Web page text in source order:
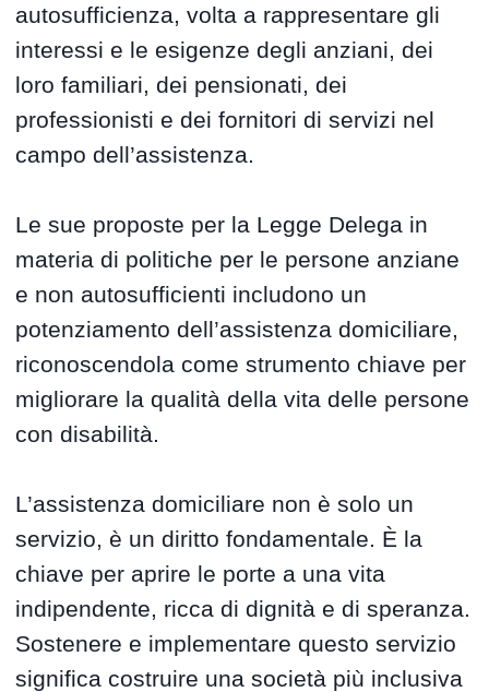
autosufficienza, volta a rappresentare gli
interessi e le esigenze degli anziani, dei
loro familiari, dei pensionati, dei
professionisti e dei fornitori di servizi nel
campo dell’assistenza.
Le sue proposte per la Legge Delega in
materia di politiche per le persone anziane
e non autosufficienti includono un
potenziamento dell’assistenza domiciliare,
riconoscendola come strumento chiave per
migliorare la qualità della vita delle persone
con disabilità.
L’assistenza domiciliare non è solo un
servizio, è un diritto fondamentale. È la
chiave per aprire le porte a una vita
indipendente, ricca di dignità e di speranza.
Sostenere e implementare questo servizio
significa costruire una società più inclusiva